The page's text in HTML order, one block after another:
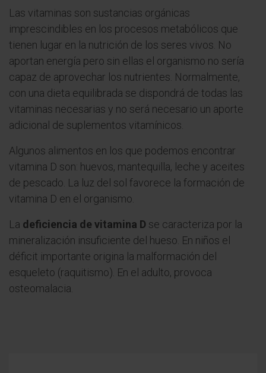
Las vitaminas son sustancias orgánicas
imprescindibles en los procesos metabólicos que
tienen lugar en la nutrición de los seres vivos. No
aportan energía pero sin ellas el organismo no sería
capaz de aprovechar los nutrientes. Normalmente,
con una dieta equilibrada se dispondrá de todas las
vitaminas necesarias y no será necesario un aporte
adicional de suplementos vitamínicos.
Algunos alimentos en los que podemos encontrar
vitamina D son: huevos, mantequilla, leche y aceites
de pescado. La luz del sol favorece la formación de
vitamina D en el organismo.
La deficiencia de vitamina D se caracteriza por la
mineralización insuficiente del hueso. En niños el
déficit importante origina la malformación del
esqueleto (raquitismo). En el adulto, provoca
osteomalacia.